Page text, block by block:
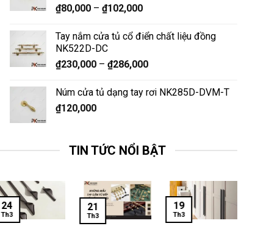
₫80,000 –₫102,000
Tay nắm cửa tủ cổ điển chất liệu đồng
NK522D-DC
₫230,000 –₫286,000
Núm cửa tủ dạng tay rơi NK285D-DVM-T
₫120,000
TIN TỨC NỔI BẬT
24
Th3
21
Th3
19
Th3